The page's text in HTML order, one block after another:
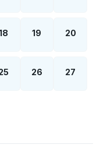
19 20
26 27